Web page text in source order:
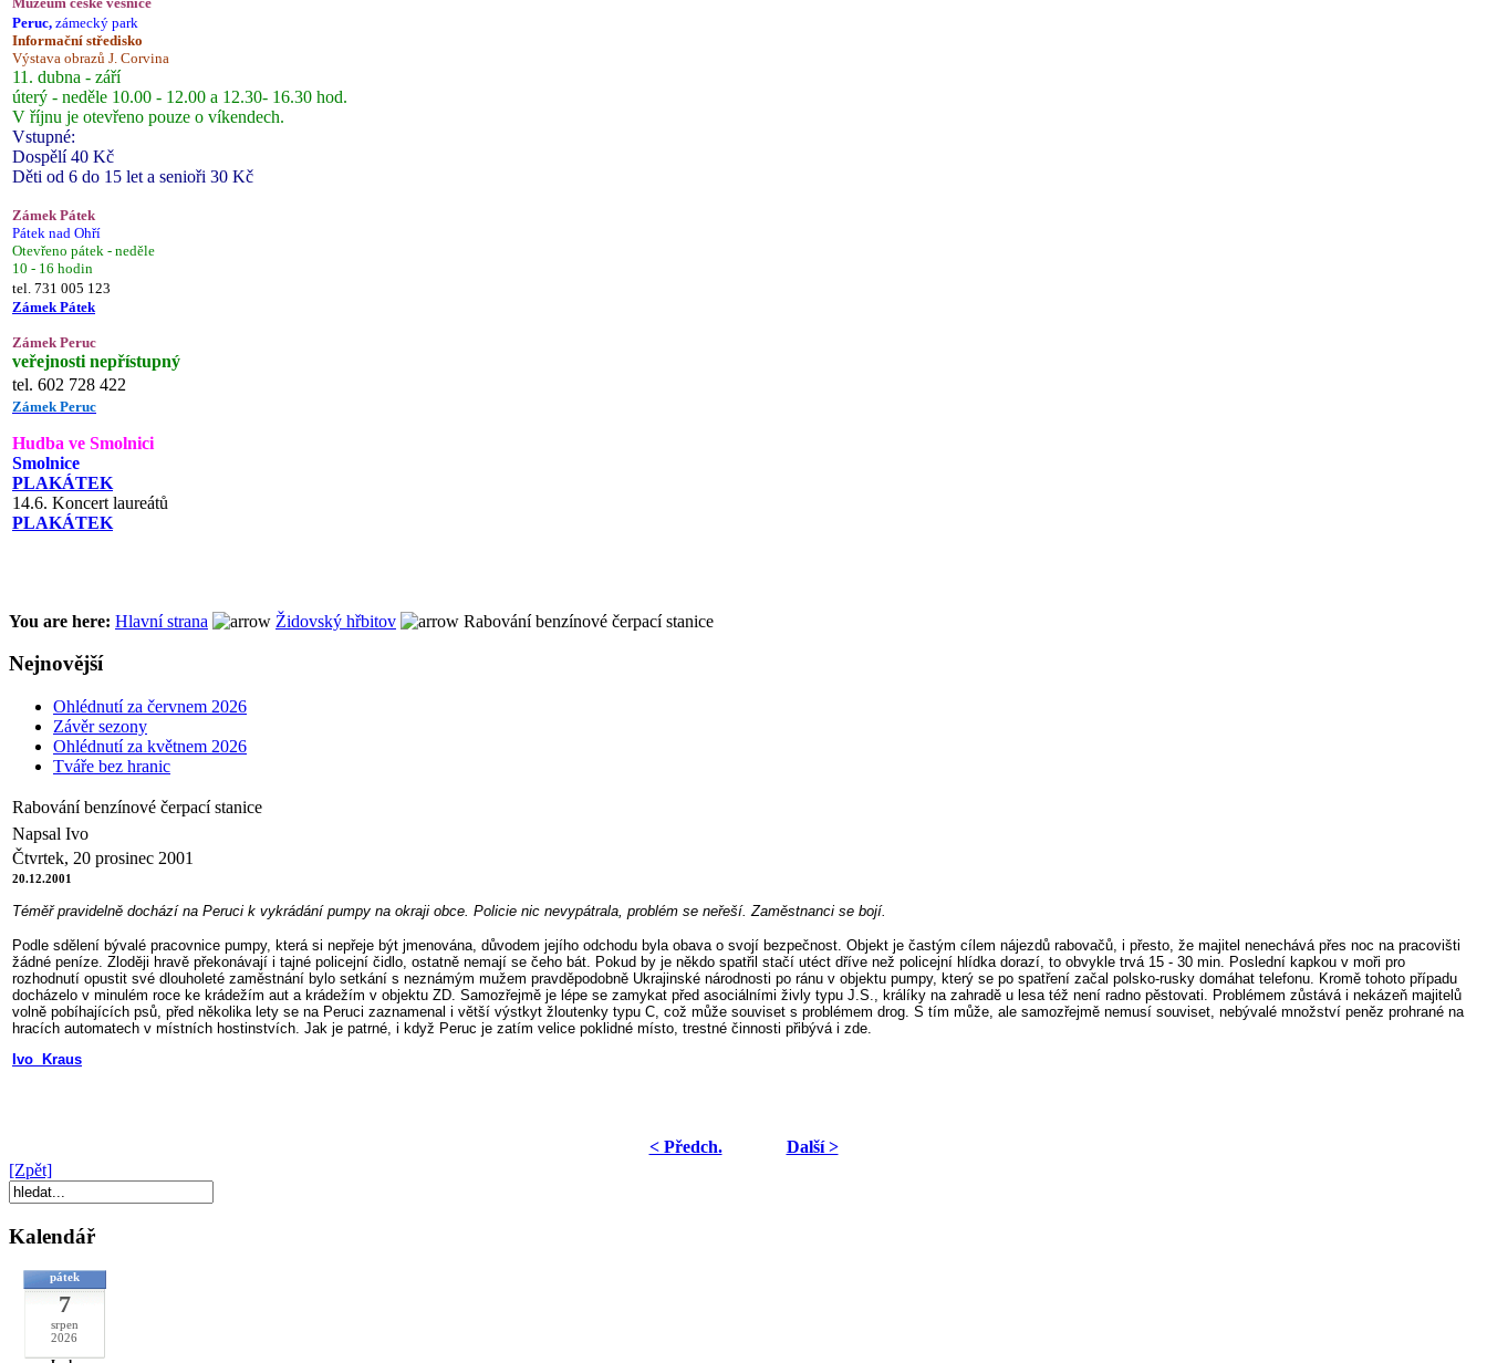
Peruc, zámecký park
Informační středisko
Výstava obrazů J. Corvina
11. dubna - září
úterý - neděle 10.00 - 12.00 a 12.30- 16.30 hod.
V říjnu je otevřeno pouze o víkendech.
Vstupné:
Dospělí 40 Kč
Děti od 6 do 15 let a senioři 30 Kč
Zámek Pátek
Pátek nad Ohří
Otevřeno pátek - neděle
10 - 16 hodin
tel. 731 005 123
Zámek Pátek
Zámek Peruc
veřejnosti nepřístupný
tel. 602 728 422
Zámek Peruc
Hudba ve Smolnici
Smolnice
PLAKÁTEK
14.6. Koncert laureátů
PLAKÁTEK
You are here: Hlavní strana Židovský hřbitov Rabování benzínové čerpací stanice
Nejnovější
Ohlédnutí za červnem 2026
Závěr sezony
Ohlédnutí za květnem 2026
Tváře bez hranic
Rabování benzínové čerpací stanice
Napsal Ivo
Čtvrtek, 20 prosinec 2001
20.12.2001
Téměř pravidelně dochází na Peruci k vykrádání pumpy na okraji obce. Policie nic nevypátrala, problém se neřeší. Zaměstnanci se bojí.
Podle sdělení bývalé pracovnice pumpy, která si nepřeje být jmenována, důvodem jejího odchodu byla obava o svojí bezpečnost. Objekt je častým cílem nájezdů rabovačů, i přesto, že majitel nenechává přes noc na pracovišti
žádné peníze. Zloději hravě překonávají i tajné policejní čidlo, ostatně nemají se čeho bát. Pokud by je někdo spatřil stačí utéct dříve než policejní hlídka dorazí, to obvykle trvá 15 - 30 min. Poslední kapkou v moři pro
rozhodnutí opustit své dlouholeté zaměstnání bylo setkání s neznámým mužem pravděpodobně Ukrajinské národnosti po ránu v objektu pumpy, který se po spatření začal polsko-rusky domáhat telefonu. Kromě tohoto případu
docházelo v minulém roce ke krádežím aut a krádežím v objektu ZD. Samozřejmě je lépe se zamykat před asociálními živly typu J.S., králíky na zahradě u lesa též není radno pěstovati. Problémem zůstává i nekázeň majitelů
volně pobíhajících psů, před několika lety se na Peruci zaznamenal i větší výstkyt žloutenky typu C, což může souviset s problémem drog. S tím může, ale samozřejmě nemusí souviset, nebývalé množství peněz prohrané na
hracích automatech v místních hostinstvích. Jak je patrné, i když Peruc je zatím velice poklidné místo, trestné činnosti přibývá i zde.
Ivo Kraus
< Předch.
Další >
[Zpět]
Kalendář
pátek
7
srpen
2026